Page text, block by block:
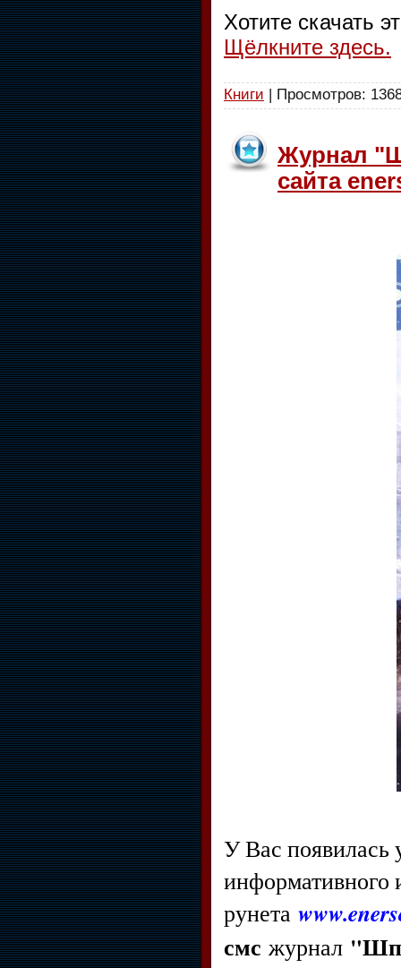
Хотите скачать
Щёлкните здесь.
Книги | Просмотров:
Журнал
сайта
У Вас появилась
информативного
рунета
смс журнал